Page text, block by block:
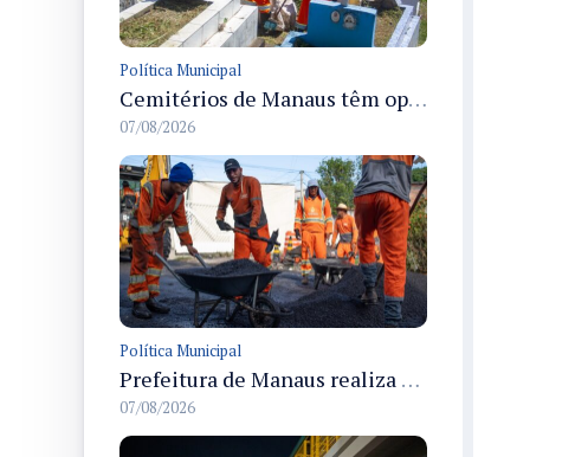
Política Municipal
Cemitérios de Manaus têm operação concluída e estrutura pronta para receber famílias no Dia dos Pais
07/08/2026
Política Municipal
Prefeitura de Manaus realiza recuperação asfáltica na rua Canário do Campo e amplia mobilidade na zona Norte
07/08/2026